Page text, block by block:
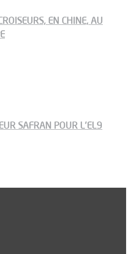
EN CHINE, AU
SAFRAN POUR L’EL9